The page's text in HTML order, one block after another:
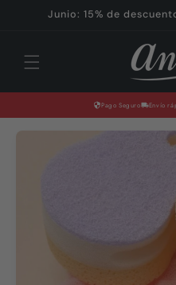
directamente
Junio: 15% de
Pago Seguro Envío